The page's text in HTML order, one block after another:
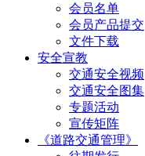
会员名单
会员产品提交
文件下载
安全宣教
交通安全视频
交通安全图集
专题活动
宣传矩阵
《道路交通管理》